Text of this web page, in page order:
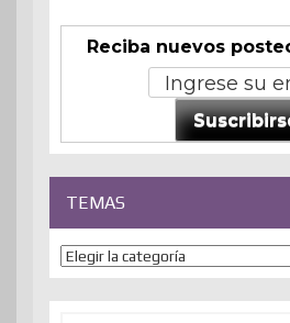
Reciba nuevos
TEMAS
Temas